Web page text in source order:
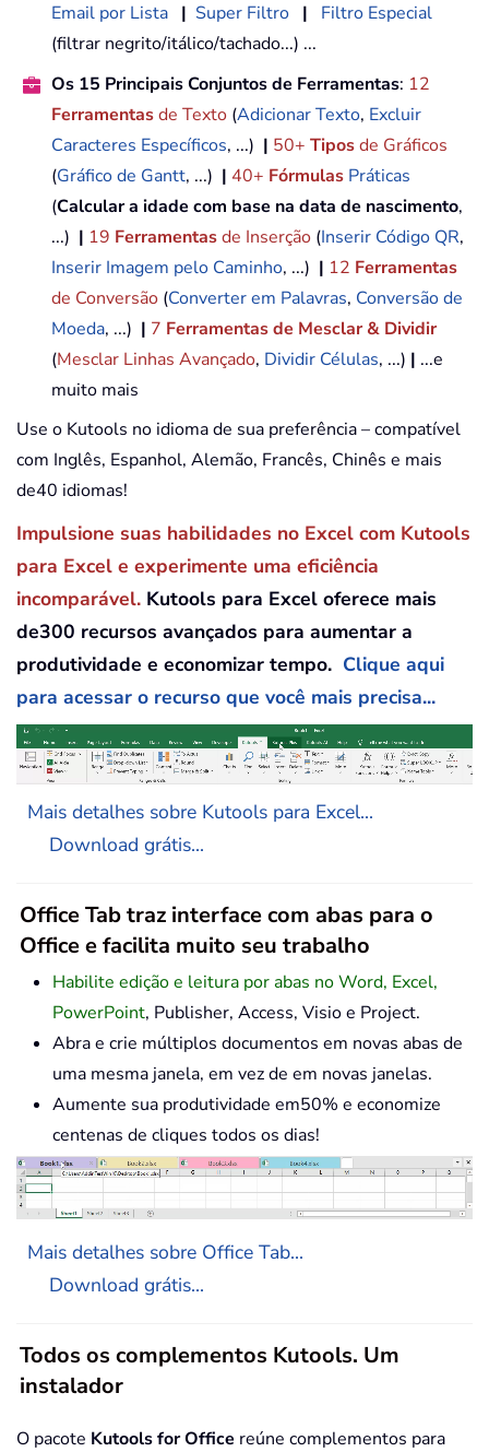
Email por Lista | Super Filtro |
Filtro Especial
(filtrar negrito/itálico/tachado...) ...
Os 15 Principais Conjuntos de Ferramentas: 12
Ferramentasde Texto (Adicionar Texto, Excluir
Caracteres Específicos, ...) | 50+ Tiposde Gráficos
(Gráfico de Gantt, ...) | 40+ Fórmulas Práticas
(Calcular a idade com base na data de nascimento,
...) | 19 Ferramentasde Inserção (Inserir Código QR,
Inserir Imagem pelo Caminho, ...) | 12 Ferramentas
de Conversão (Converter em Palavras, Conversão de
Moeda, ...) | 7 Ferramentas de Mesclar & Dividir
(Mesclar Linhas Avançado, Dividir Células, ...) | ...e
muito mais
Use o Kutools no idioma de sua preferência – compatível
com Inglês, Espanhol, Alemão, Francês, Chinês e mais
de40 idiomas!
Impulsione suas habilidades no Excel com Kutools
para Excel e experimente uma eficiência
incomparável. Kutools para Excel oferece mais
de300 recursos avançados para aumentar a
produtividade e economizar tempo. Clique aqui
para acessar o recurso que você mais precisa...
Mais detalhes sobre Kutools para Excel...
Download grátis...
Office Tab traz interface com abas para o
Office e facilita muito seu trabalho
Habilite edição e leitura por abas no Word, Excel,
PowerPoint, Publisher, Access, Visio e Project.
Abra e crie múltiplos documentos em novas abas de
uma mesma janela, em vez de em novas janelas.
Aumente sua produtividade em50% e economize
centenas de cliques todos os dias!
Mais detalhes sobre Office Tab...
Download grátis...
Todos os complementos Kutools. Um
instalador
O pacote Kutools for Office reúne complementos para